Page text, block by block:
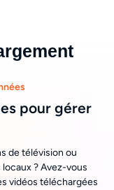
pour gérer
de télévision ou
? Avez-vous
vidéos téléchargées